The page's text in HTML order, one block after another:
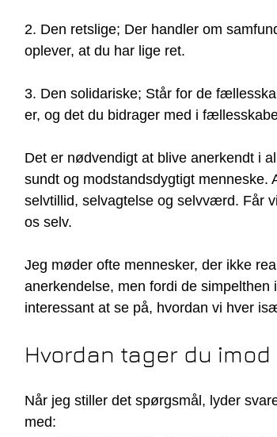
2. Den retslige; Der handler om
oplever, at du har lige ret.
3. Den solidariske; Står for de
er, og det du bidrager med i
Det er nødvendigt at blive anerkendt i
sundt og modstandsdygtigt menneske.
selvtillid, selvagtelse og selvværd. Får
os selv.
Jeg møder ofte mennesker, der ikke
anerkendelse, men fordi de
interessant at se på, hvordan vi hver
Hvordan tager du
Når jeg stiller det spørgsmål, lyder
med: